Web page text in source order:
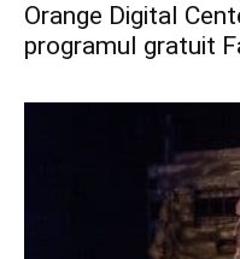
Orange Digital
programul gratuit